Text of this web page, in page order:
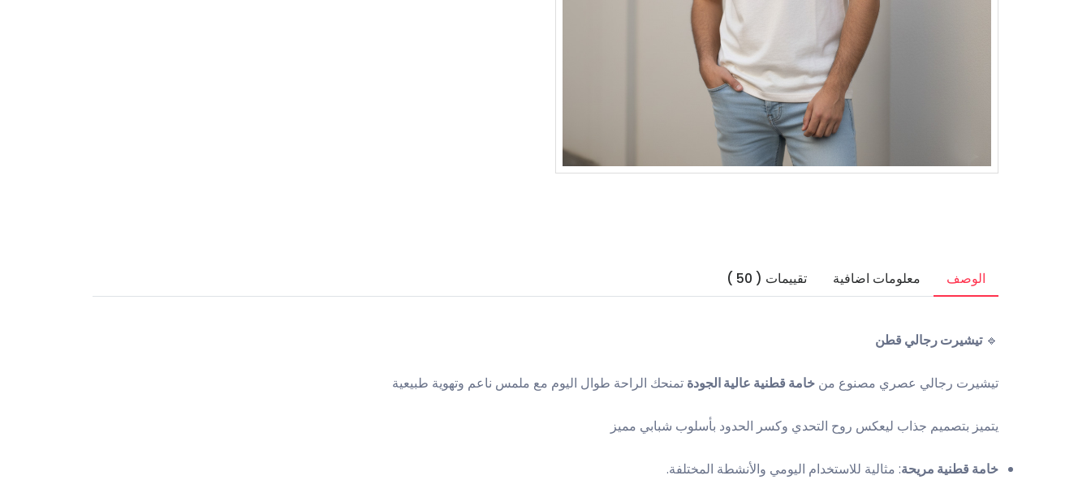
الوصف معلومات اضافية تقييمات ( 50 )
🔹تيشيرت رجالي قطن
تيشيرت رجالي عصري مصنوع من خامة قطنية عالية الجودة تمنحك الراحة طوال اليوم مع ملمس ناعم وتهوية طبيعية
يتميز بتصميم جذاب ليعكس روح التحدي وكسر الحدود بأسلوب شبابي مميز
خامة قطنية مريحة: مثالية للاستخدام اليومي والأنشطة المختلفة.